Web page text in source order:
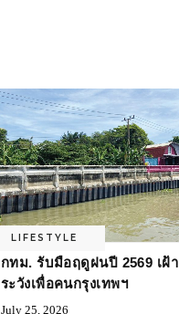
LIFESTYLE
กทม. รับมือฤดูฝนปี 2569 เฝ้า
ระวังเพื่อคนกรุงเทพฯ
July 25, 2026